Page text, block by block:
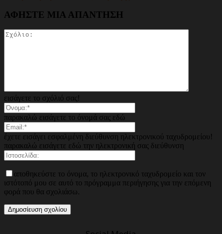
ΑΦΗΣΤΕ ΜΙΑ ΑΠΑΝΤΗΣΗ
εισάγετε το σχόλιό σας!
παρακαλώ εισάγετε το όνομά σας εδώ
έχετε εισάγει εσφαλμένη διεύθυνση ηλεκτρονικού ταχυδρομείου!
παρακαλώ εισάγετε εδώ την ηλεκτρονική σας διεύθυνση
αποθηκεύστε το όνομα, το ηλεκτρονικό ταχυδρομείο και τον
ιστότοπό μου σε αυτό το πρόγραμμα περιήγησης για την επόμενη
φορά που θα σχολιάσω.